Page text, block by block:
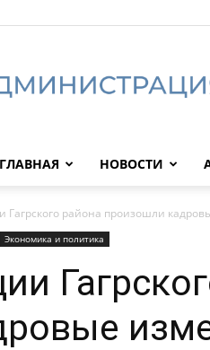
ГЛАВНАЯ НОВОСТИ
Гагрского района произошли
Экономика и политика